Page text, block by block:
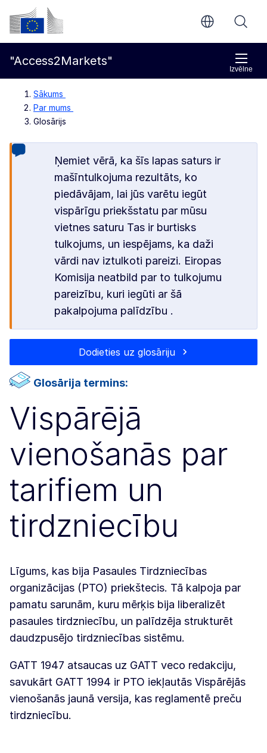
Pāriet uz galveno saturu
Eiropas Komisija
Izvēlne
"Access2Markets"
Sākums
Par mums
Glosārijs
Ņemiet vērā, ka šīs lapas saturs ir
mašīntulkojuma rezultāts, ko
piedāvājam, lai jūs varētu iegūt
vispārīgu priekšstatu par mūsu
vietnes saturu Tas ir burtisks
tulkojums, un iespējams, ka daži
vārdi nav iztulkoti pareizi. Eiropas
Komisija neatbild par to tulkojumu
pareizību, kuri iegūti ar šā
pakalpojuma palīdzību .
Dodieties uz glosāriju
Glosārija termins:
Vispārējā
vienošanās par
tarifiem un
tirdzniecību
Līgums, kas bija Pasaules Tirdzniecības
organizācijas (PTO) priekštecis. Tā kalpoja par
pamatu sarunām, kuru mērķis bija liberalizēt
pasaules tirdzniecību, un palīdzēja strukturēt
daudzpusējo tirdzniecības sistēmu.
GATT 1947 atsaucas uz GATT veco redakciju,
savukārt GATT 1994 ir PTO iekļautās Vispārējās
vienošanās jaunā versija, kas reglamentē preču
tirdzniecību.